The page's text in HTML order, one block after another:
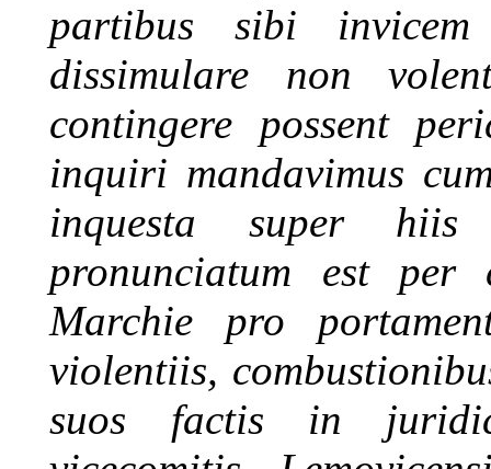
partibus sibi
dissimulare non
contingere possent
inquiri mandavimus
inquesta super
pronunciatum est per
Marchie pro
violentiis,
suos factis in